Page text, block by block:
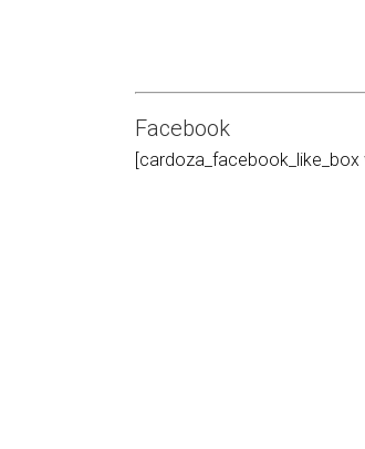
Facebook
[cardoza_facebook_like_box